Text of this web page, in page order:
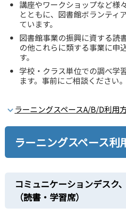
講座やワークショップなど様
とともに、図書館ボランティ
ています。
図書館事業の振興に資する読
の他これらに類する事業に申
す。
学校‧クラス単位での調べ学
ます。事前にご相談ください。
ラーニングスペースA/B/D利⽤
ラーニングスペース利
コミュニケーションデスク
（読書‧学習席）